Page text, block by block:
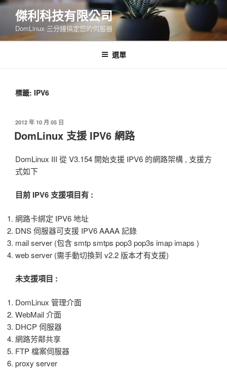
跳
要
傑利科技有限公司
DomLinux 三分鐘搞定您的伺服器
選單
標籤: IPV6
發
佈
於
2012 年 10 月 05 日
DomLinux 支援 IPV6 網路
DomLinux III 從 V3.154 開始支援 IPV6 的網路架構 , 支援方
式如下
目前 IPV6 支援項目有 :
網路卡綁定 IPV6 地址
DNS 伺服器可支援 IPV6 AAAA 記錄
mail server (包含 smtp smtps pop3 pop3s imap imaps )
web server (需手動切換到 v2.2 版本才有支援)
未支援項目 :
DomLinux 管理介面
WebMail 介面
DHCP 伺服器
網路芳鄰共享
FTP 檔案伺服器
proxy server